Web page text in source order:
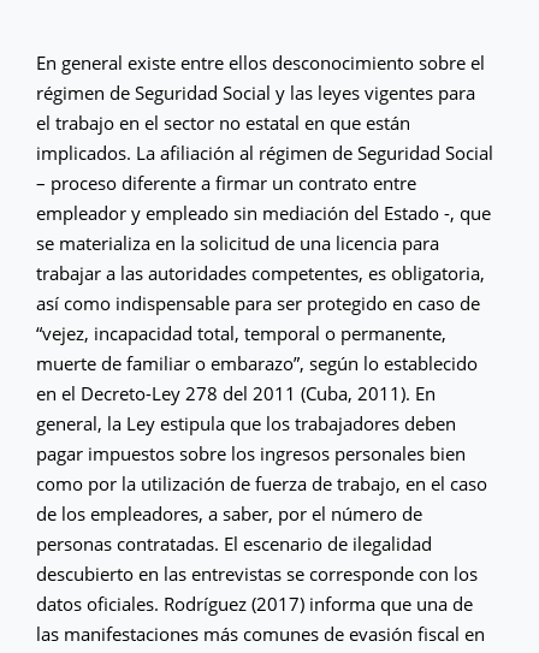
En general existe entre ellos desconocimiento sobre el
régimen de Seguridad Social y las leyes vigentes para
el trabajo en el sector no estatal en que están
implicados. La afiliación al régimen de Seguridad Social
– proceso diferente a firmar un contrato entre
empleador y empleado sin mediación del Estado -, que
se materializa en la solicitud de una licencia para
trabajar a las autoridades competentes, es obligatoria,
así como indispensable para ser protegido en caso de
“vejez, incapacidad total, temporal o permanente,
muerte de familiar o embarazo”, según lo establecido
en el Decreto-Ley 278 del 2011 (Cuba, 2011). En
general, la Ley estipula que los trabajadores deben
pagar impuestos sobre los ingresos personales bien
como por la utilización de fuerza de trabajo, en el caso
de los empleadores, a saber, por el número de
personas contratadas. El escenario de ilegalidad
descubierto en las entrevistas se corresponde con los
datos oficiales. Rodríguez (2017) informa que una de
las manifestaciones más comunes de evasión fiscal en